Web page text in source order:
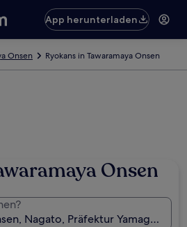
App herunterladen
Onsen Ryokans in Tawaramaya Onsen
Onsen
Nagato, Präfektur Yamaguchi,